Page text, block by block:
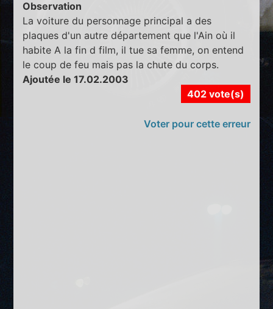
Observation
La voiture du personnage principal a des
plaques d'un autre département que l'Ain où il
habite A la fin d film, il tue sa femme, on entend
le coup de feu mais pas la chute du corps.
Ajoutée le 17.02.2003
402 vote(s)
Voter pour cette erreur